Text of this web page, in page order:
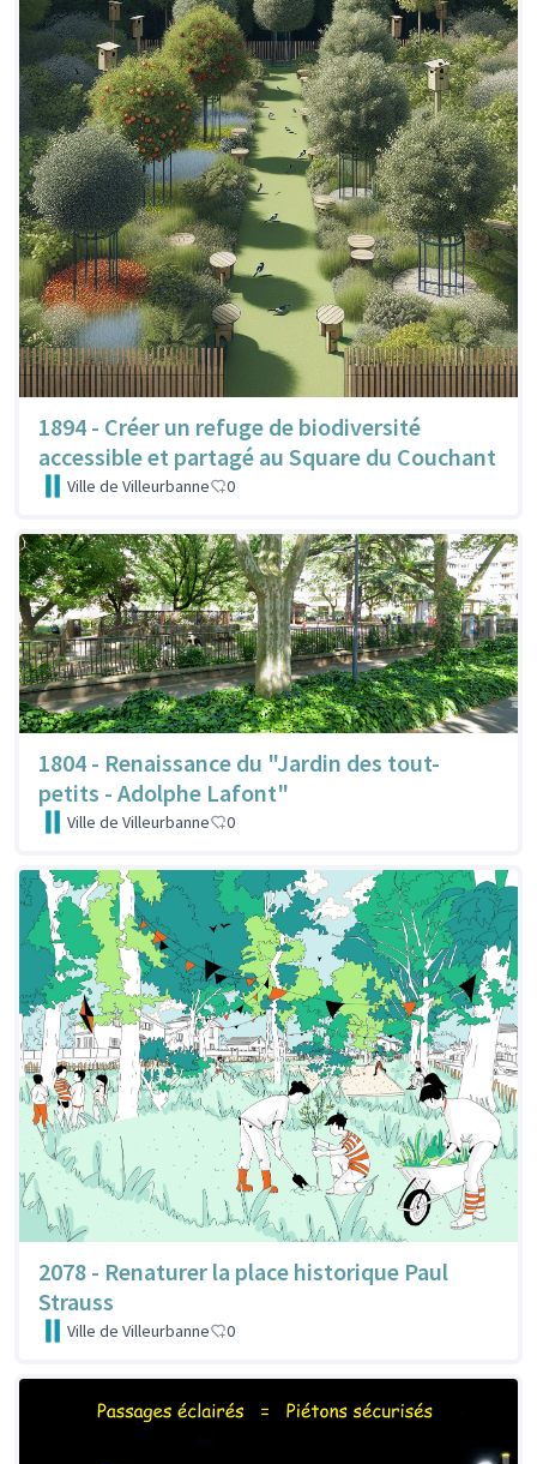
1894 - Créer un refuge de biodiversité
accessible et partagé au Square du Couchant
Ville de Villeurbanne 0
1804 - Renaissance du "Jardin des tout-
petits - Adolphe Lafont"
Ville de Villeurbanne 0
2078 - Renaturer la place historique Paul
Strauss
Ville de Villeurbanne 0